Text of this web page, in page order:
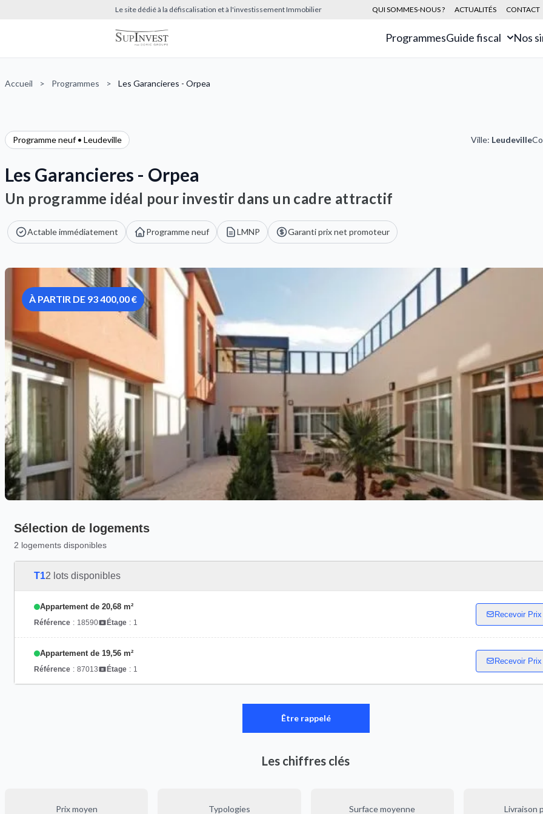
Le site dédié à la défiscalisation et à l'investissement Immobilier QUI SOMMES-NOUS ? ACTUALITÉS CONTACT
ProgrammesGuide fiscal Nos
Accueil > Programmes > Les Garancieres - Orpea
Programme neuf • Leudeville Ville: Leudeville
Les Garancieres - Orpea
Un programme idéal pour investir dans un cadre attractif
Actable immédiatement Programme neuf LMNP Garanti prix net promoteur
À PARTIR DE 93 400,00 €
Sélection de logements
2 logements disponibles
T12 lots disponibles
Appartement de 20,68 m²
Référence : 18590 Étage : 1
Recevoir
Appartement de 19,56 m²
Référence : 87013 Étage : 1
Recevoir
Être rappelé
Les chiffres clés
Prix moyen Typologies Surface moyenne Livraison